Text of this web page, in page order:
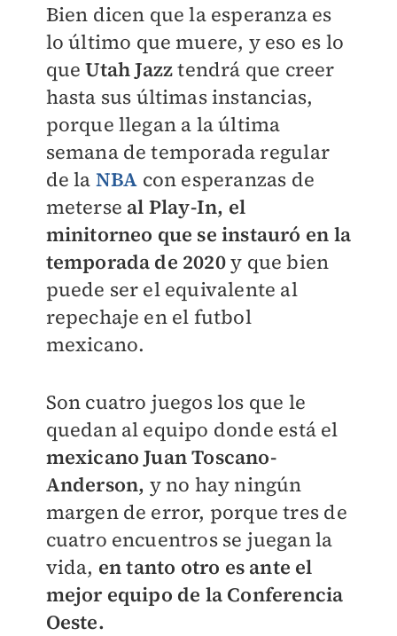
Bien dicen que la esperanza es
lo último que muere, y eso es lo
queUtah Jazztendrá que creer
hasta sus últimas instancias,
porque llegan a la última
semana de temporada regular
de la NBA con esperanzas de
meterse al Play-In, el
minitorneo que se instauró en la
temporada de 2020y que bien
puede ser el equivalente al
repechaje en el futbol
mexicano.
Son cuatro juegos los que le
quedan al equipo donde está el
mexicano Juan Toscano-
Anderson, y no hay ningún
margen de error, porque tres de
cuatro encuentros se juegan la
vida, en tanto otro es ante el
mejor equipo de la Conferencia
Oeste.